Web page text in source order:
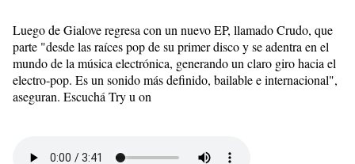
Luego de Gialove regresa con un nuevo EP, llamado Crudo, que
parte "desde las raíces pop de su primer disco y se adentra en el
mundo de la música electrónica, generando un claro giro hacia el
electro-pop. Es un sonido más definido, bailable e internacional",
aseguran. Escuchá Try u on